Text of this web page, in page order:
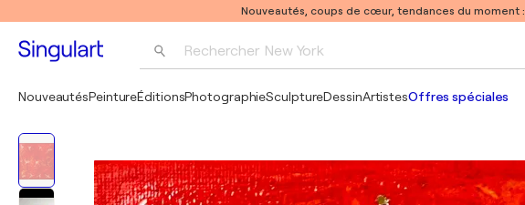
Nouveautés, coups de cœur, tendances du moment :
Rechercher New York
Pablo Picasso
NouveautésPeintureÉditionsPhotographieSculptureDessinArtistesOffres spéciales